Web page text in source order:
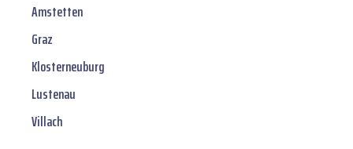
Amstetten
Graz
Klosterneuburg
Lustenau
Villach